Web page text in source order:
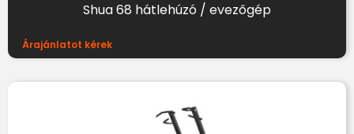
Shua 68 hátlehúzó / evezőgép
Árajánlatot kérek